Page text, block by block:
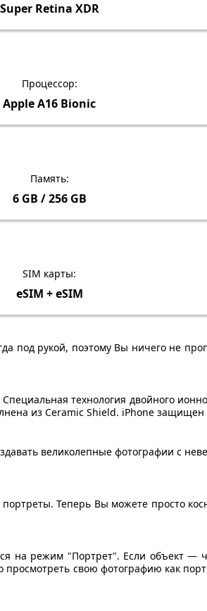
Super Retina XDR
Процессор:
Apple A16 Bionic
Память:
6 GB / 256 GB
SIM карты:
eSIM + eSIM
под рукой, поэтому Вы ничего не
технология двойного
из Ceramic Shield. iPhone защищен
великолепные фотографии с
Теперь Вы можете просто
на режим "Портрет". Если объект —
свою фотографию как